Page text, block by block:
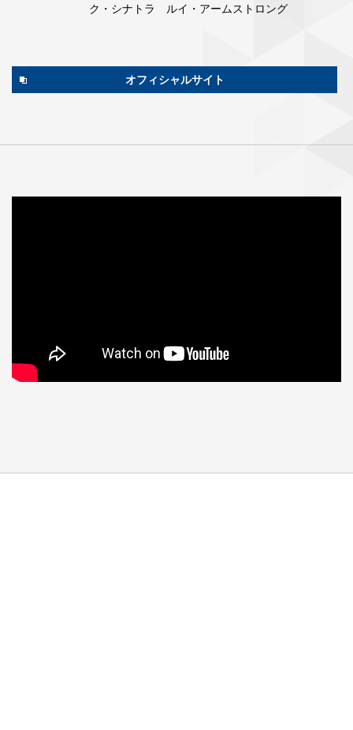
ク・シナトラ ルイ・アームストロング
オフィシャルサイト